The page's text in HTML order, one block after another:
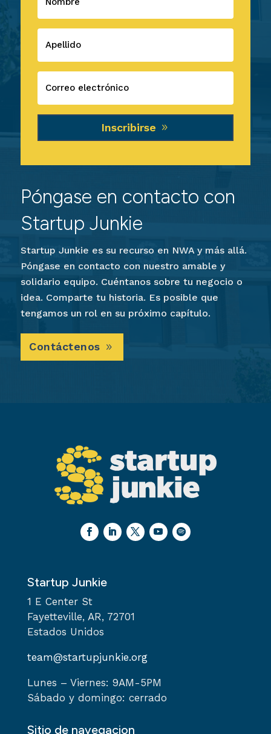
Inscribirse
Póngase en contacto con
Startup Junkie
Startup Junkie es su recurso en NWA y más allá.
Póngase en contacto con nuestro amable y
solidario equipo. Cuéntanos sobre tu negocio o
idea. Comparte tu historia. Es posible que
tengamos un rol en su próximo capítulo.
Contáctenos
Startup Junkie
1 E Center St
Fayetteville, AR, 72701
Estados Unidos
team@startupjunkie.org
Lunes – Viernes: 9AM-5PM
Sábado y domingo: cerrado
Sitio de navegacion